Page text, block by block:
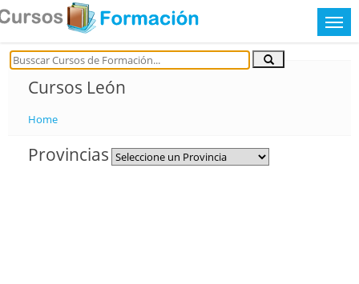
Cursos León
Home
Provincias